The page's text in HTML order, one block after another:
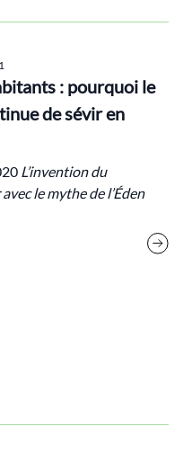
: pourquoi le
de sévir en
L’invention du
le mythe de l’Éden